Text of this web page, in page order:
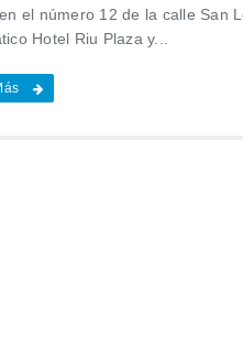
el número 12 de la calle San
Hotel Riu Plaza y...